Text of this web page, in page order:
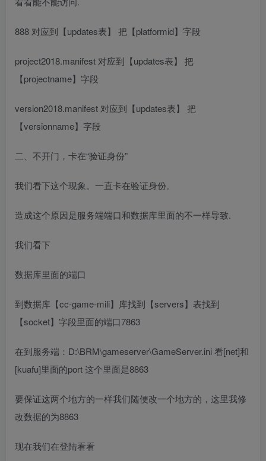
888 对应到【updates表】 把【platformid】字段
project2018.manifest 对应到【updates表】 把
【projectname】字段
version2018.manifest 对应到【updates表】 把
【versionname】字段
二、不开门，卡在“验证身份”
我们看下这个现象。一直卡在验证身份。
造成这个原因是服务端端口和数据库里面的不一样导致.
我们看下
数据库里面的端口
到数据库【cc-game-mili】库找到【servers】表找到
【socket】字段里面的端口7863
在到服务端：D:\BRM\gameserver\GameServer.ini 看[net]和
[kuafu]里面的port 这个里面是8863
要保证这两个地方的一样我们随便改一个地方的，这里我修
改数据的为8863
现在我们在登陆看看